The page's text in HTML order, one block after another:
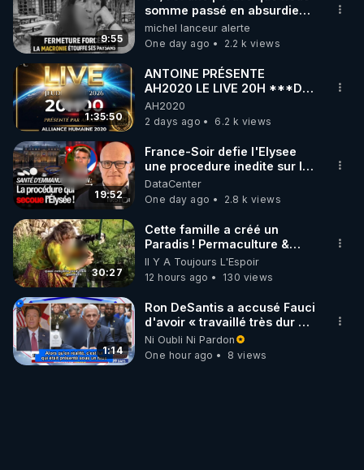
9:55
somme passé en absurdie
une dictature qui veut faire
taire ses opposant !
michel lanceur alerte
One day ago
2.2 k views
1:35:50
ANTOINE PRÉSENTE
AH2020 LE LIVE 20H ***DU
06/08/2026***
AH2020
2 days ago
6.2 k views
19:52
France-Soir defie l'Elysee
une procedure inedite sur la
sante du president - Nexus
DataCenter
One day ago
2.8 k views
30:27
Cette famille a créé un
Paradis ! Permaculture &
Autonomie
Il Y A Toujours L'Espoir
12 hours ago
130 views
1:14
Ron DeSantis a accusé Fauci
d'avoir « travaillé très dur »
pour de longues fermetures
d'écoles
Ni Oubli Ni Pardon
One hour ago
8 views